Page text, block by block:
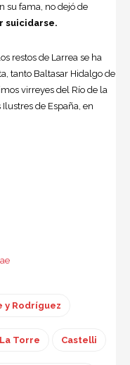
su fama, no dejó de
suicidarse.
restos de Larrea se ha
tanto Baltasar Hidalgo de
virreyes del Río de la
de España, en
y Rodríguez
Torre Castelli